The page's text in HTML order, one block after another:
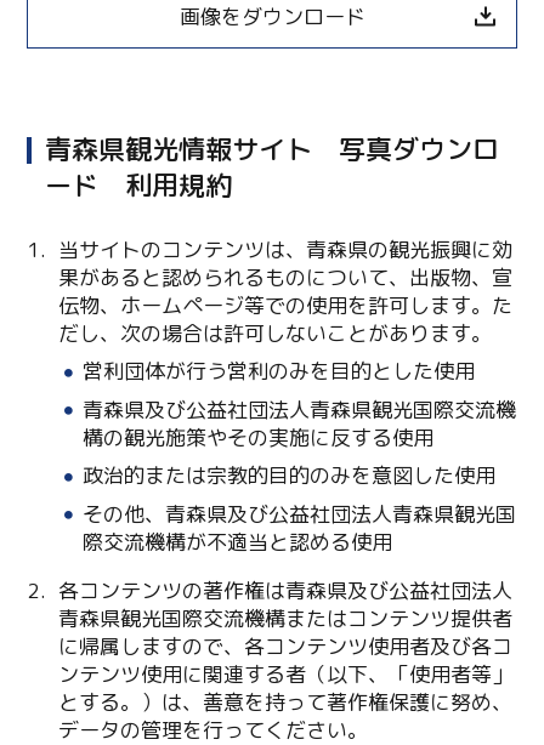
画像をダウンロード
青森県観光情報サイト 写真ダウンロ
ード 利用規約
当サイトのコンテンツは、青森県の観光振興に効
果があると認められるものについて、出版物、宣
伝物、ホームページ等での使用を許可します。た
だし、次の場合は許可しないことがあります。
営利団体が行う営利のみを目的とした使用
青森県及び公益社団法人青森県観光国際交流機
構の観光施策やその実施に反する使用
政治的または宗教的目的のみを意図した使用
その他、青森県及び公益社団法人青森県観光国
際交流機構が不適当と認める使用
各コンテンツの著作権は青森県及び公益社団法人
青森県観光国際交流機構またはコンテンツ提供者
に帰属しますので、各コンテンツ使用者及び各コ
ンテンツ使用に関連する者（以下、「使用者等」
とする。）は、善意を持って著作権保護に努め、
データの管理を行ってください。
Twitter
Facebook
Line
Copy URL